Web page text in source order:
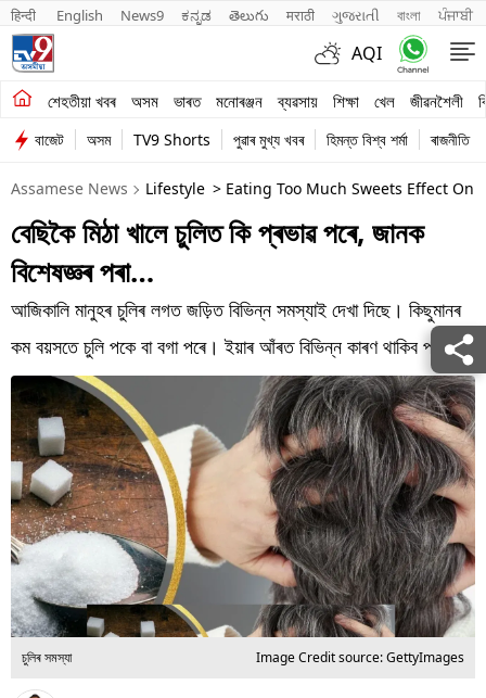
हिन्दी English News9 ಕನ್ನಡ తెలుగు मराठी ગુજરાતી বাংলা ਪੰਜਾਬੀ
AQI
শেহতীয়া খবৰ অসম ভাৰত মনোৰঞ্জন ব্যৱসায় শিক্ষা খেল জীৱনশৈলী
শেহতীয়া খবৰ
অসম
ভাৰত
মনোৰঞ্জন
ব্যৱসায়
শিক্ষা
খেল
জীৱনশৈলী
বিশ্ব
প্ৰযুক্তি
Videos
বাজেট অসম TV9 Shorts পুৱাৰ মুখ্য খবৰ হিমন্ত বিশ্ব শৰ্মা ৰাজনীতি
Assamese News Lifestyle > Eating Too Much Sweets Effect On
বেছিকৈ মিঠা খালে চুলিত কি প্ৰভাৱ পৰে, জানক
বিশেষজ্ঞৰ পৰা…
আজিকালি মানুহৰ চুলিৰ লগত জড়িত বিভিন্ন সমস্যাই দেখা দিছে। কিছুমানৰ
কম বয়সতে চুলি পকে বা বগা পৰে। ইয়াৰ আঁৰত বিভিন্ন কাৰণ থাকিব পাৰে।
চুলিৰ সমস্যা Image Credit source: GettyImages